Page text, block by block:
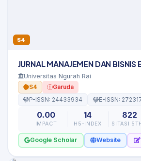
S4
JURNAL MANAJEMEN DAN BISNIS
Universitas Ngurah Rai
S4
Garuda
P-ISSN: 24433934
E-ISSN:
0.00
IMPACT
14
H5-INDEX
822
SITASI
Google Scholar Website